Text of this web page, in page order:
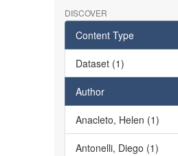
DISCOVER
Content Type
Dataset (1)
Author
Anacleto, Helen (1)
Antonelli, Diego (1)